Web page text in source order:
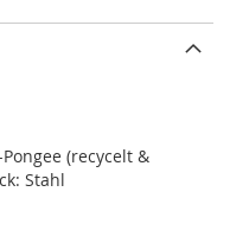
(recycelt &
Stahl